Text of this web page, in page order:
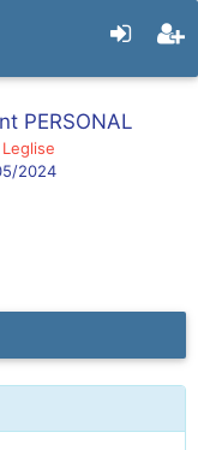
PERSONAL
2024